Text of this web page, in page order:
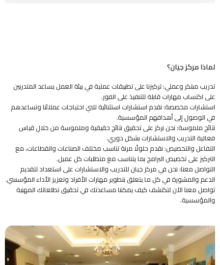
لماذا مركز جيان؟
تدريب مبتكر وعملي: تركيزنا على تطبيقات عملية في بيئة العمل يساعد المتدربين
على اكتساب مهارات قابلة للتنفيذ على الفور.
استشارات مخصصة: نقدم استشارات استثنائية تلبي احتياجات عملائنا وتساعدهم
في الوصول إلى أهدافهم المؤسسية.
نتائج ملموسة: نحن نركز على تحقيق نتائج حقيقية وملموسة من خلال قياس
فعالية التدريب والاستشارات بشكل دوري.
التفاعل والتخصيص: نقدم حلولًا مرنة تناسب مختلف الصناعات والقطاعات، مع
التركيز على تخصيص البرامج بما يتناسب مع متطلبات كل عميل.
التواصل معنا: نحن في مركز جيان للتدريب والاستشارات على استعداد لتقديم
الدعم والمشورة في كل ما يتعلق بتطوير مهارات الأفراد وتعزيز الأداء المؤسسي.
تواصل معنا الآن لتكتشف كيف يمكننا مساعدتك في تحقيق تطلعاتك المهنية
والمؤسسية.